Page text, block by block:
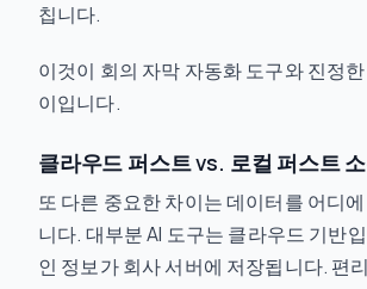
칩니다.
이것이 회의 자막 자동화 도구와 진정
이입니다.
클라우드 퍼스트 vs. 로컬 퍼스트
또 다른 중요한 차이는 데이터를 어디
니다. 대부분 AI 도구는 클라우드 기반
인 정보가 회사 서버에 저장됩니다. 편